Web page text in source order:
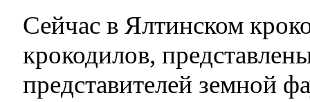
Сейчас в Ялтинском
крокодилов,
представителей земной